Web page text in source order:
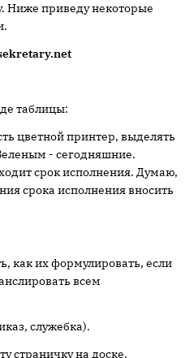
Ниже приведу некоторые
таблицы:
цветной принтер, выделять
- сегодняшние.
срок исполнения. Думаю,
срока исполнения вносить
как их формулировать, если
всем
служебка).
страничку на доске.